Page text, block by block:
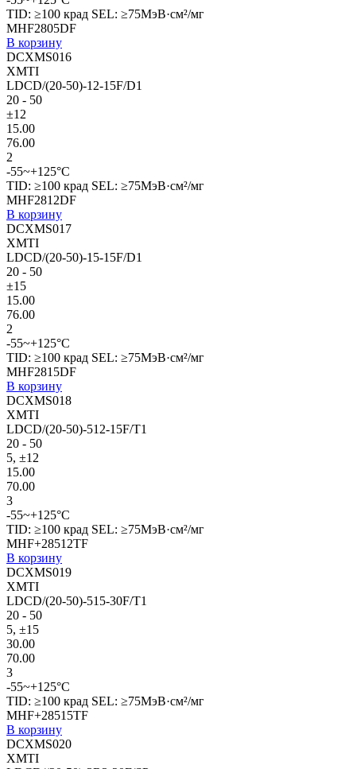
TID: ≥100 крад SEL: ≥75МэВ·см²/мг
MHF2805DF
В корзину
DCXMS016
XMTI
LDCD/(20-50)-12-15F/D1
20 - 50
±12
15.00
76.00
2
-55~+125°C
TID: ≥100 крад SEL: ≥75МэВ·см²/мг
MHF2812DF
В корзину
DCXMS017
XMTI
LDCD/(20-50)-15-15F/D1
20 - 50
±15
15.00
76.00
2
-55~+125°C
TID: ≥100 крад SEL: ≥75МэВ·см²/мг
MHF2815DF
В корзину
DCXMS018
XMTI
LDCD/(20-50)-512-15F/T1
20 - 50
5, ±12
15.00
70.00
3
-55~+125°C
TID: ≥100 крад SEL: ≥75МэВ·см²/мг
MHF+28512TF
В корзину
DCXMS019
XMTI
LDCD/(20-50)-515-30F/T1
20 - 50
5, ±15
30.00
70.00
3
-55~+125°C
TID: ≥100 крад SEL: ≥75МэВ·см²/мг
MHF+28515TF
В корзину
DCXMS020
XMTI